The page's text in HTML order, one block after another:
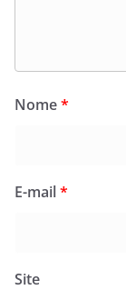
Nome*
E-mail*
Site